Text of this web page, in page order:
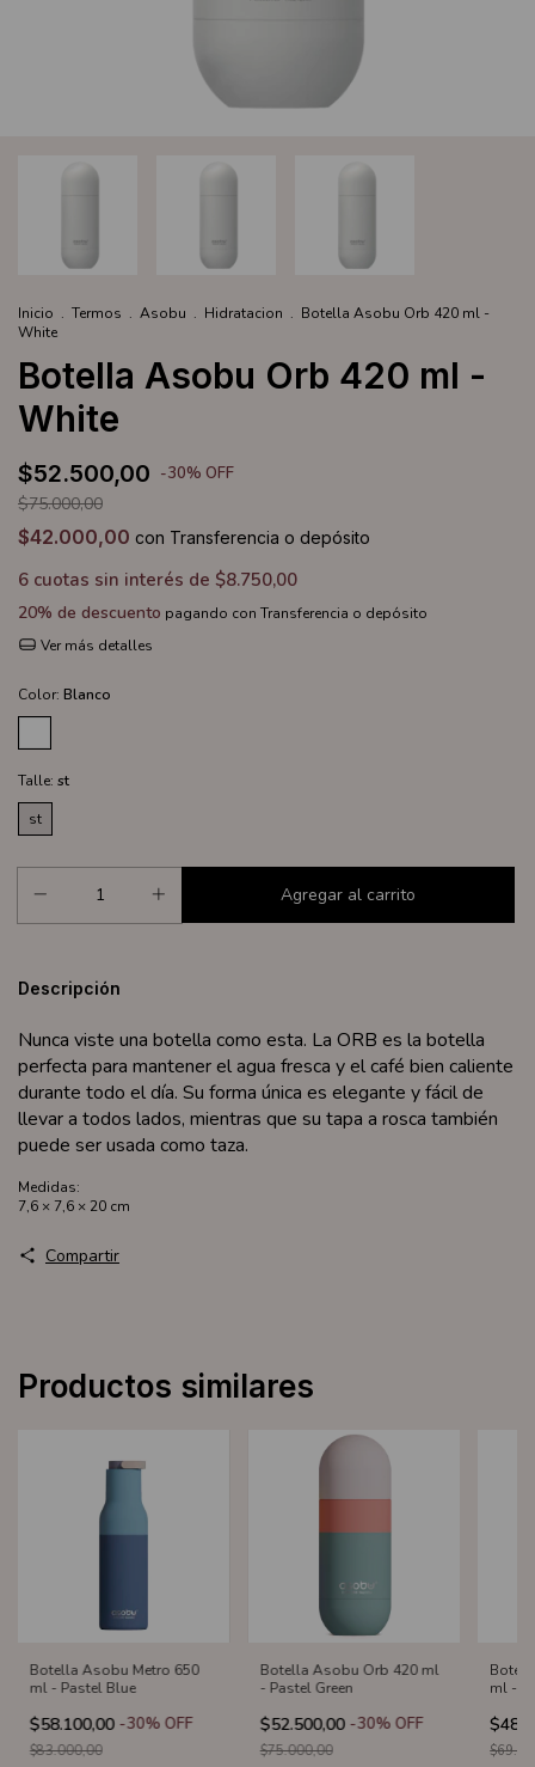
Inicio . Termos . Asobu . Hidratacion . Botella Asobu Orb 420 ml -
White
Botella Asobu Orb 420 ml -
White
$52.500,00 -30% OFF
$75.000,00
$42.000,00 con Transferencia o depósito
6 cuotas sin interés de $8.750,00
20% de descuento pagando con Transferencia o depósito
Ver más detalles
Color: Blanco
Talle: st
st
Descripción
Nunca viste una botella como esta. La ORB es la botella
perfecta para mantener el agua fresca y el café bien caliente
durante todo el día. Su forma única es elegante y fácil de
llevar a todos lados, mientras que su tapa a rosca también
puede ser usada como taza.
Medidas:
7,6 × 7,6 × 20 cm
Compartir
Productos similares
Botella Asobu Metro 650
ml - Pastel Blue
$58.100,00 -30% OFF
$83.000,00
Botella Asobu Orb 420 ml
- Pastel Green
$52.500,00 -30% OFF
$75.000,00
ml -